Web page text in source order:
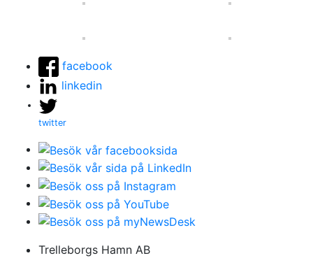
facebook
linkedin
twitter
Trelleborgs Hamn AB